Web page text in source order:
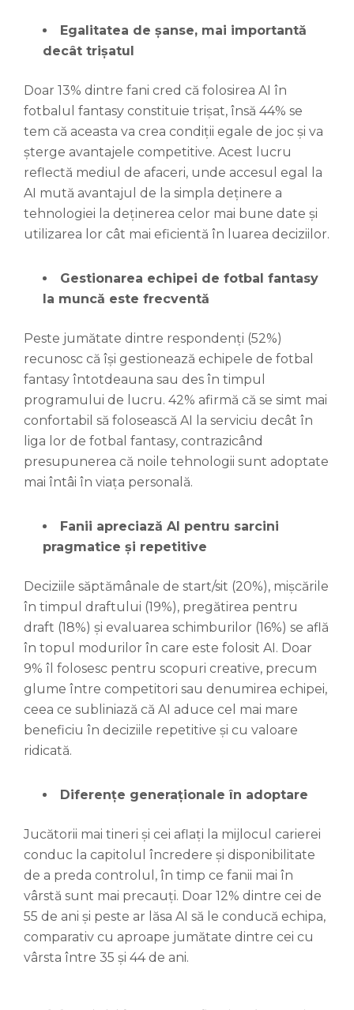
Egalitatea de șanse, mai importantă
decât trișatul
Doar 13% dintre fani cred că folosirea AI în
fotbalul fantasy constituie trișat, însă 44% se
tem că aceasta va crea condiții egale de joc și va
șterge avantajele competitive. Acest lucru
reflectă mediul de afaceri, unde accesul egal la
AI mută avantajul de la simpla deținere a
tehnologiei la deținerea celor mai bune date și
utilizarea lor cât mai eficientă în luarea deciziilor.
Gestionarea echipei de fotbal fantasy
la muncă este frecventă
Peste jumătate dintre respondenți (52%)
recunosc că își gestionează echipele de fotbal
fantasy întotdeauna sau des în timpul
programului de lucru. 42% afirmă că se simt mai
confortabil să folosească AI la serviciu decât în
liga lor de fotbal fantasy, contrazicând
presupunerea că noile tehnologii sunt adoptate
mai întâi în viața personală.
Fanii apreciază AI pentru sarcini
pragmatice și repetitive
Deciziile săptămânale de start/sit (20%), mișcările
în timpul draftului (19%), pregătirea pentru
draft (18%) și evaluarea schimburilor (16%) se află
în topul modurilor în care este folosit AI. Doar
9% îl folosesc pentru scopuri creative, precum
glume între competitori sau denumirea echipei,
ceea ce subliniază că AI aduce cel mai mare
beneficiu în deciziile repetitive și cu valoare
ridicată.
Diferențe generaționale în adoptare
Jucătorii mai tineri și cei aflați la mijlocul carierei
conduc la capitolul încredere și disponibilitate
de a preda controlul, în timp ce fanii mai în
vârstă sunt mai precauți. Doar 12% dintre cei de
55 de ani și peste ar lăsa AI să le conducă echipa,
comparativ cu aproape jumătate dintre cei cu
vârsta între 35 și 44 de ani.